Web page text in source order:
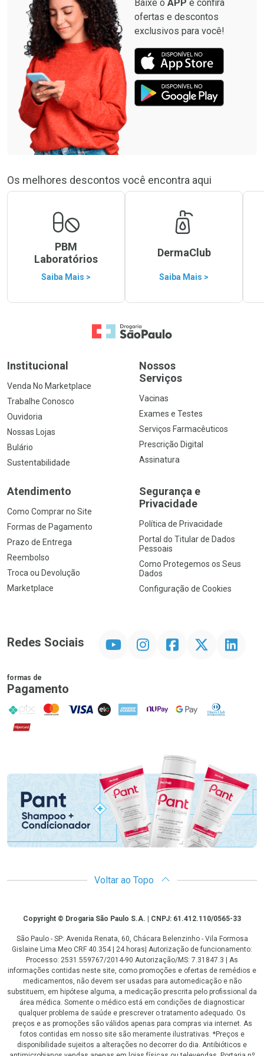
Baixe o APP e confira
ofertas e descontos
exclusivos para você!
Os melhores descontos você encontra aqui
PBM
Laboratórios
Saiba Mais >
DermaClub
Saiba Mais >
Ir para a Home
Institucional
Venda No Marketplace
Trabalhe Conosco
Ouvidoria
Nossas Lojas
Bulário
Sustentabilidade
Nossos
Serviços
Vacinas
Exames e Testes
Serviços Farmacêuticos
Prescrição Digital
Assinatura
Atendimento
Como Comprar no Site
Formas de Pagamento
Prazo de Entrega
Reembolso
Troca ou Devolução
Marketplace
Segurança e
Privacidade
Política de Privacidade
Portal do Titular de Dados
Pessoais
Como Protegemos os Seus
Dados
Configuração de Cookies
Redes Sociais InstagramFacebookTwitter Linkedin
formas de
Pagamento
PIX MasterCard
VISA ELO AMEX NuPay Google PayDiners Club
Hipercard
Promoção em Destaque
Voltar ao Topo
CopyrightCopyright © Drogaria São Paulo S.A. | CNPJ: 61.412.110/0565-33
São Paulo - SP: Avenida Renata, 60, Chácara Belenzinho - Vila Formosa
Gislaine Lima Meo CRF 40.354 | 24 horas| Autorização de funcionamento:
Processo: 2531.559767/2014-90 Autorização/MS: 7.31847.3 | As
informações contidas neste site, como promoções e ofertas de remédios e
medicamentos, não devem ser usadas para automedicação e não
substituem, em hipótese alguma, a medicação prescrita pelo profissional da
área médica. Somente o médico está em condições de diagnosticar
qualquer problema de saúde e prescrever o tratamento adequado. Os
preços e as promoções são válidos apenas para compras via internet. As
fotos contidas em nosso site são meramente ilustrativas. *Preços e
disponibilidade sujeitos a alterações no decorrer do dia. Antibióticos e